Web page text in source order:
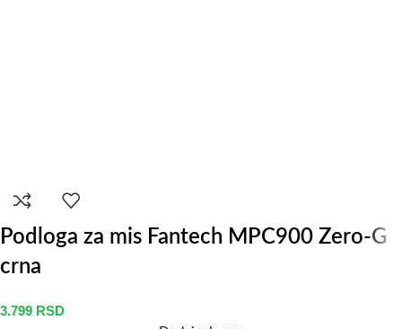
Podloga za mis Fantech MPC900 Zero-G
crna
3.799 RSD